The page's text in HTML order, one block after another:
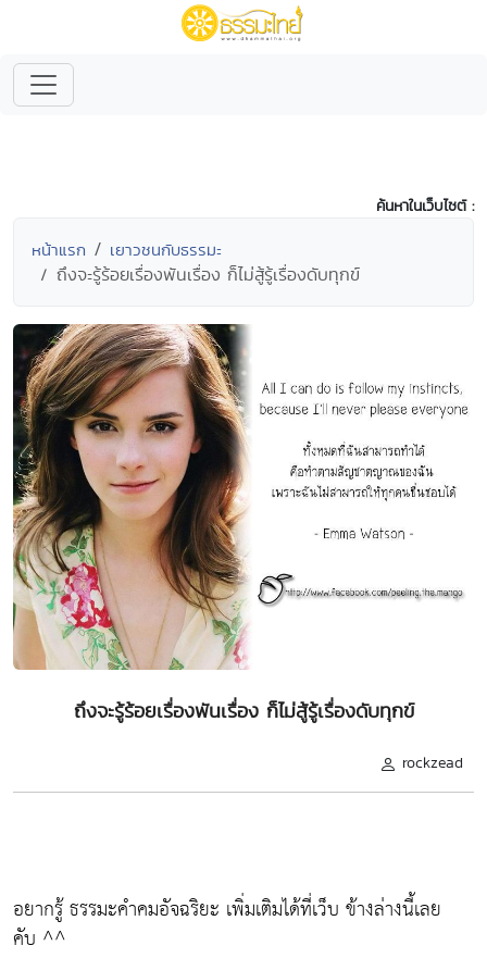
ค้นหาในเว็บไซต์ :
หน้าแรก เยาวชนกับธรรมะ
ถึงจะรู้ร้อยเรื่องพันเรื่อง ก็ไม่สู้รู้เรื่องดับทุกข์
ถึงจะรู้ร้อยเรื่องพันเรื่อง ก็ไม่สู้รู้เรื่องดับทุกข์
rockzead
อยากรู้ ธรรมะคำคมอัจฉริยะ เพิ่มเติมได้ที่เว็บ ข้างล่างนี้เลย
คับ ^^